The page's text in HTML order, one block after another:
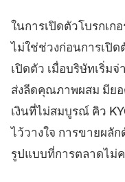
ในการเปิดตัวโบรกเก
ไม่ใช่ช่วงก่อนการเปิ
เปิดตัว เมื่อบริษัทเริ่ม
ส่งลีดคุณภาพผสม มียอ
เงินที่ไม่สมบูรณ์ คิว
ไว้วางใจ การขายผลั
รูปแบบที่การตลาดไม่